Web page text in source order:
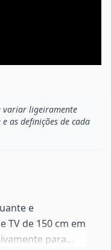
variar ligeiramente
as definições de cada
e
TV de 150 cm em
para